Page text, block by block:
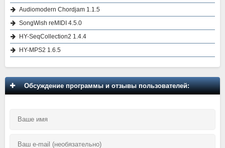
Audiomodern Chordjam 1.1.5
SongWish reMIDI 4.5.0
HY-SeqCollection2 1.4.4
HY-MPS2 1.6.5
Обсуждение программы и отзывы пользователей: